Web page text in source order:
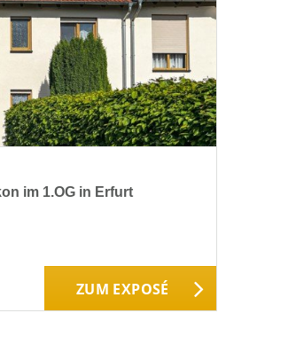
im 1.OG in Erfurt
ZUM EXPOSÉ